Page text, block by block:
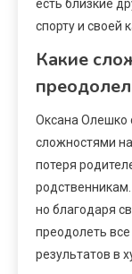
есть близкие
спорту и своей
Какие
Оксана Олешко
сложностями
потеря
но благодаря
преодолеть
результатов в